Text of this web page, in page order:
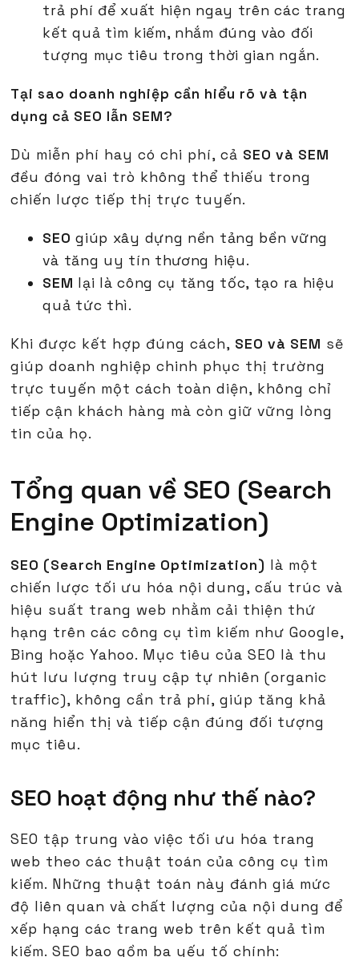
trả phí để xuất hiện ngay trên các trang
kết quả tìm kiếm, nhắm đúng vào đối
tượng mục tiêu trong thời gian ngắn.
Tại sao doanh nghiệp cần hiểu rõ và tận
dụng cả SEO lẫn SEM?
Dù miễn phí hay có chi phí, cả SEO và SEM
đều đóng vai trò không thể thiếu trong
chiến lược tiếp thị trực tuyến.
SEO giúp xây dựng nền tảng bền vững
và tăng uy tín thương hiệu.
SEM lại là công cụ tăng tốc, tạo ra hiệu
quả tức thì.
Khi được kết hợp đúng cách, SEO và SEM sẽ
giúp doanh nghiệp chinh phục thị trường
trực tuyến một cách toàn diện, không chỉ
tiếp cận khách hàng mà còn giữ vững lòng
tin của họ.
Tổng quan về SEO (Search
Engine Optimization)
SEO (Search Engine Optimization) là một
chiến lược tối ưu hóa nội dung, cấu trúc và
hiệu suất trang web nhằm cải thiện thứ
hạng trên các công cụ tìm kiếm như Google,
Bing hoặc Yahoo. Mục tiêu của SEO là thu
hút lưu lượng truy cập tự nhiên (organic
traffic), không cần trả phí, giúp tăng khả
năng hiển thị và tiếp cận đúng đối tượng
mục tiêu.
SEO hoạt động như thế nào?
SEO tập trung vào việc tối ưu hóa trang
web theo các thuật toán của công cụ tìm
kiếm. Những thuật toán này đánh giá mức
độ liên quan và chất lượng của nội dung để
xếp hạng các trang web trên kết quả tìm
kiếm. SEO bao gồm ba yếu tố chính: